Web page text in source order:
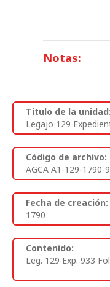
Notas:
Titulo de la unidad:
Legajo 129
Código de archivo:
AGCA A1-129-1790-
Fecha de creación:
1790
Contenido:
Leg. 129 Exp. 933